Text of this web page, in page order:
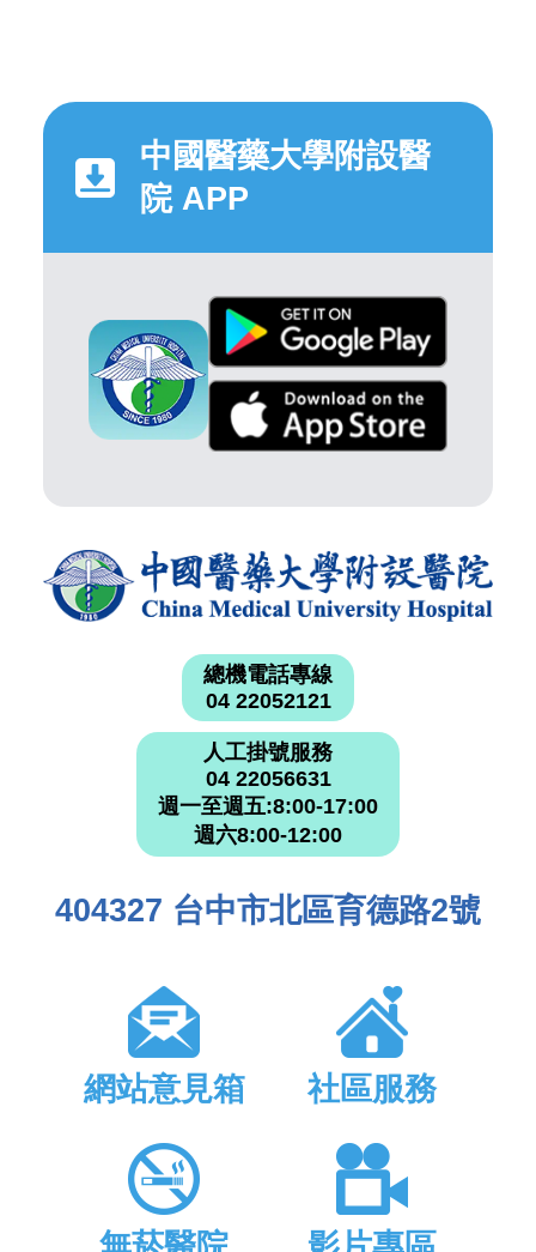
中國醫藥大學附設醫
院 APP
總機電話專線
04 22052121
人工掛號服務
04 22056631
週一至週五:8:00-17:00
週六8:00-12:00
404327 台中市北區育德路2號
網站意見箱 社區服務